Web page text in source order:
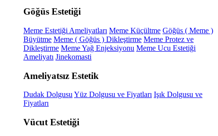
Göğüs Estetiği
Meme Estetiği Ameliyatları Meme Küçültme Göğüs ( Meme )
Büyütme Meme ( Göğüs ) Dikleştirme Meme Protez ve
Dikleştirme Meme Yağ Enjeksiyonu Meme Ucu Estetiği
Ameliyatı Jinekomasti
Ameliyatsız Estetik
Dudak Dolgusu Yüz Dolgusu ve Fiyatları Işık Dolgusu ve
Fiyatları
Vücut Estetiği